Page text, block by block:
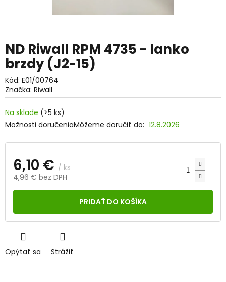
ND Riwall RPM 4735 - lanko
brzdy (J2-15)
Kód: E01/00764
Na sklade (>5 ks)
Môžeme doručiť do: 12.8.2026
Možnosti doručenia
6,10 € / ks
4,96 € bez DPH
Jednotková
PRIDAŤ DO KOŠÍKA
Opýtať sa Strážiť
Značka: Riwall